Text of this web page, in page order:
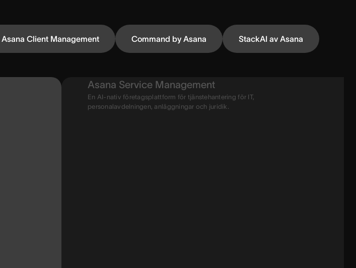
Asana Client Management Command by Asana StackAI av Asana
Asana Service Management
En AI-nativ företagsplattform för tjänstehantering för IT,
personalavdelningen, anläggningar och juridik.